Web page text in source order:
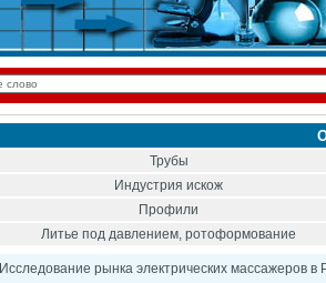
Трубы
Индустрия искож
Профили
Литье под давлением, ротоформование
Исследование рынка электрических массажеров в